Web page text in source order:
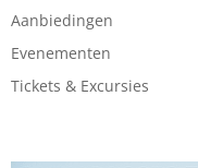
Aanbiedingen
Evenementen
Tickets & Excursies